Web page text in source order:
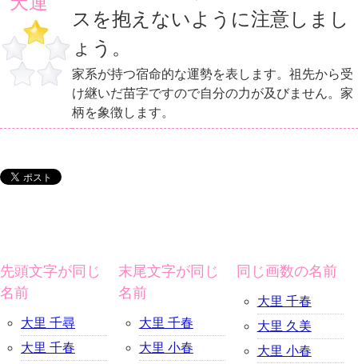
スを抱えないように注意しまし
ょう。
家系が持つ宿命的な運勢を表します。祖先から受
け継いだ苗字ですので自分の力が及びません。家
柄を象徴します。
先頭文字が同じ
名前
大里 千尋
大里 千春
末尾文字が同じ
名前
大里 千春
大里 小春
同じ画数の名前
大里 千春
大里 久美
大里 小春